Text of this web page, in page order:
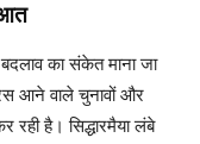
बदलाव का संकेत माना जा
आने वाले चुनावों और
रही है। सिद्धारमैया लंबे